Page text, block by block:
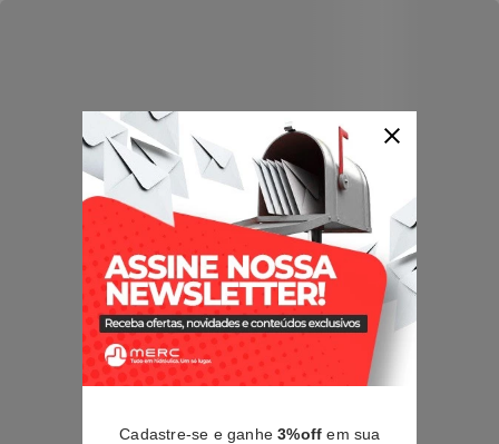
Cadastre-se e ganhe3%off em sua